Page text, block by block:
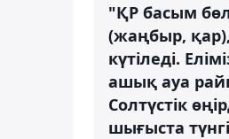
"ҚР басым
(жаңбыр,
күтіледі.
ашық ауа
Солтүстік
шығыста